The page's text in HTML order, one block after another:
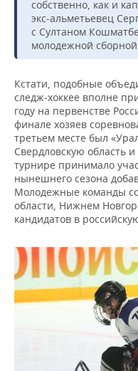
собственно, как и
экс-альметьевец
с Султаном
молодежной
Кстати, подобные
следж-хоккее вполне
году на первенстве
финале хозяев
третьем месте был
Свердловскую область
турнире принимало
нынешнего сезона
Молодежные команды
области, Нижнем
кандидатов в